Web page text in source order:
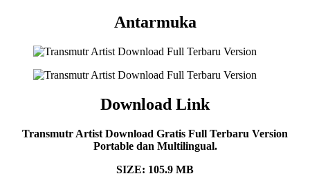
Antarmuka
Download Link
Transmutr Artist Download Gratis Full Terbaru Version
Portable dan Multilingual.
SIZE: 105.9 MB